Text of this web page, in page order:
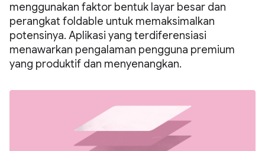
menggunakan faktor bentuk layar besar dan
perangkat foldable untuk memaksimalkan
potensinya. Aplikasi yang terdiferensiasi
menawarkan pengalaman pengguna premium
yang produktif dan menyenangkan.